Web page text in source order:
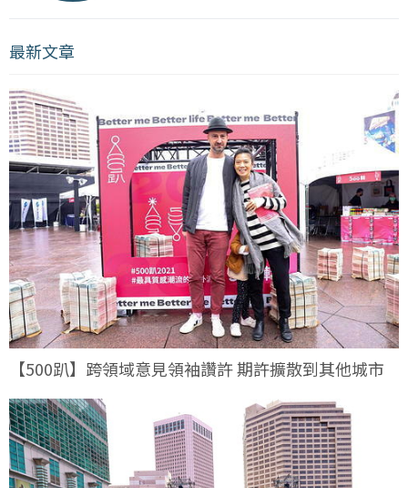
最新文章
【500趴】跨領域意見領袖讚許 期許擴散到其他城市